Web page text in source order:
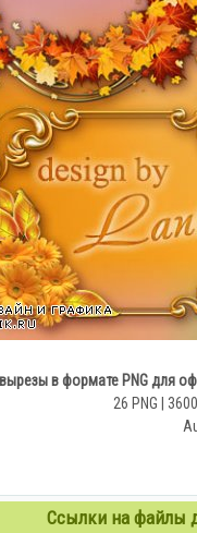
в формате PNG для
26 PNG |
Ссылки на файлы